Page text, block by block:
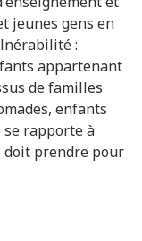
jeunes gens en
:
appartenant
de familles
enfants
se rapporte à
doit prendre pour